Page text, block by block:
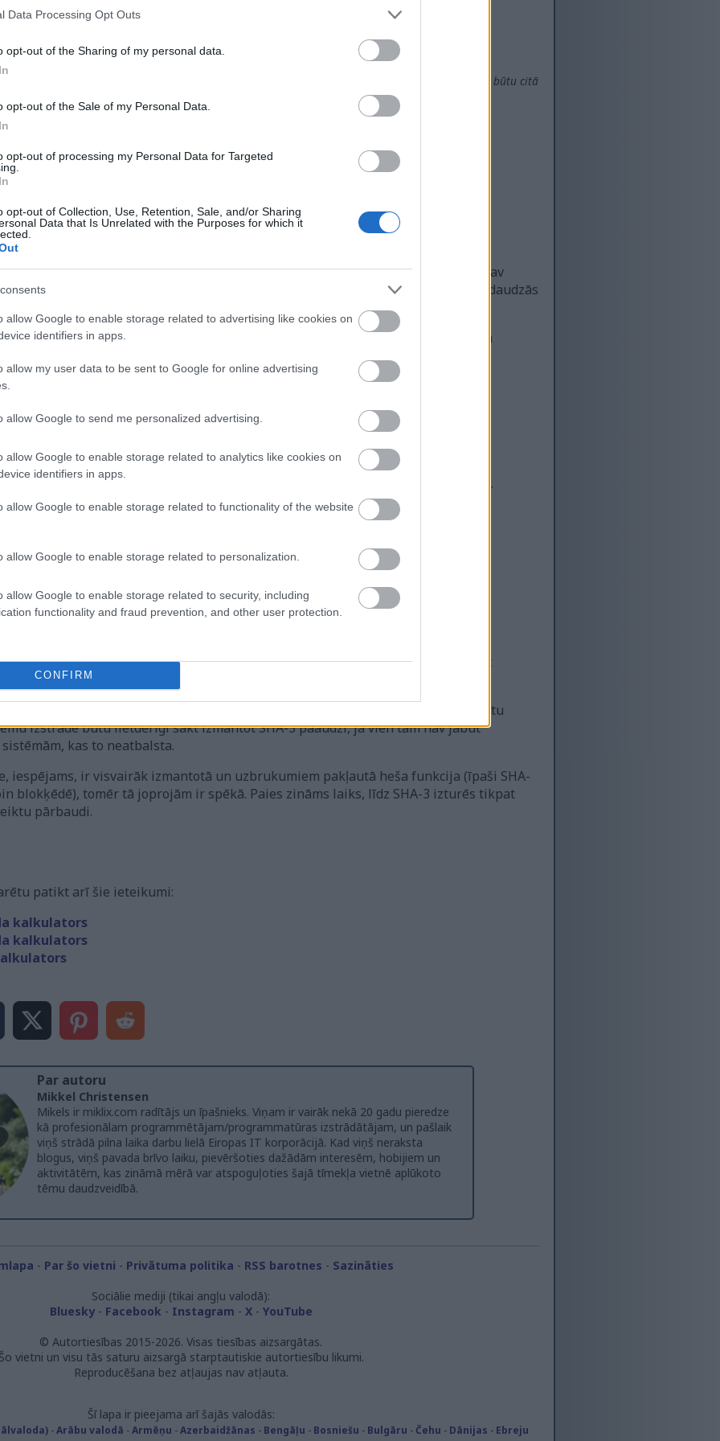
Data Processing Opt Outs
opt-out of the Sharing of my personal data.
opt-out of the Sale of my Personal Data.
opt-out of processing my Personal Data for Targeted
opt-out of Collection, Use, Retention, Sale, and/or Sharing
Data that Is Unrelated with the Purposes for which it
allow Google to enable storage related to advertising like cookies on
identifiers in apps.
allow my user data to be sent to Google for online advertising
allow Google to send me personalized advertising.
allow Google to enable storage related to analytics like cookies on
identifiers in apps.
allow Google to enable storage related to functionality of the website
allow Google to enable storage related to personalization.
allow Google to enable storage related to security, including
functionality and fraud prevention, and other user protection.
CONFIRM
baltās atstarpes?
Tā kā hash funkcijas darbojas ar binārajiem datiem, rezultāts būs citāds nekā tad, ja teksts būtu citā
teksta hash īpašā kodējumā, tā vietā jums ir jānosūta fails.
algoritmu
kriptogrāfs, tāpēc centīšos izskaidrot šo jaucējfunkciju tā, lai mani kolēģi, kas nav
Ja vēlaties zinātniski precīzu, pilnīgu matemātisku skaidrojumu, to varat atrast daudzās
iepriekšējām SHA saimēm (SHA-1 un SHA-2), kuras varētu uzskatīt par līdzīgām
kā sūklis.
procedūru var iedalīt trīs augsta līmeņa posmos:
uzlejat ūdeni (jūsu datus). Sūklis pamazām uzsūc ūdeni.
dati tiek sadalīti mazos gabalos un absorbēti iekšējā "sūklī" (lielā bitu masīvā).
3 iekšēji saspiež un savij sūkli, sajaucot visu apkārt sarežģītos modeļos. Tas
ievades izmaiņas rada pilnīgi atšķirīgu hešu.
sūkli, lai atbrīvotu izvadi (hešiņu). Ja nepieciešams garāks hešiņš, varat turpināt
izvades.
joprojām tiek uzskatīta par drošu (atšķirībā no SHA-1, ko vairs nevajadzētu
izstrādē būtu lietderīgi sākt izmantot SHA-3 paaudzi, ja vien tām nav jābūt
kas to neatbalsta.
iespējams, ir visvairāk izmantotā un uzbrukumiem pakļautā heša funkcija (īpaši SHA-
blokķēdē), tomēr tā joprojām ir spēkā. Paies zināms laiks, līdz SHA-3 izturēs tikpat
pārbaudi.
patikt arī šie ieteikumi:
kalkulators
kalkulators
Par autoru
Mikkel Christensen
Mikels ir miklix.com radītājs un īpašnieks. Viņam ir vairāk nekā 20 gadu pieredze
kā profesionālam programmētājam/programmatūras izstrādātājam, un pašlaik
viņš strādā pilna laika darbu lielā Eiropas IT korporācijā. Kad viņš neraksta
blogus, viņš pavada brīvo laiku, pievēršoties dažādām interesēm, hobijiem un
aktivitātēm, kas zināmā mērā var atspoguļoties šajā tīmekļa vietnē aplūkoto
tēmu daudzveidībā.
- Par šo vietni - Privātuma politika - RSS barotnes - Sazināties
Sociālie mediji (tikai angļu valodā):
Bluesky- Facebook - Instagram - X- YouTube
© Autortiesības 2015-2026. Visas tiesības aizsargātas.
Šo vietni un visu tās saturu aizsargā starptautiskie autortiesību likumi.
Reproducēšana bez atļaujas nav atļauta.
Šī lapa ir pieejama arī šajās valodās:
-Arābu valodā -Armēņu -Azerbaidžānas - Bengāļu - Bosniešu - Bulgāru - Čehu - Dānijas - Ebreju